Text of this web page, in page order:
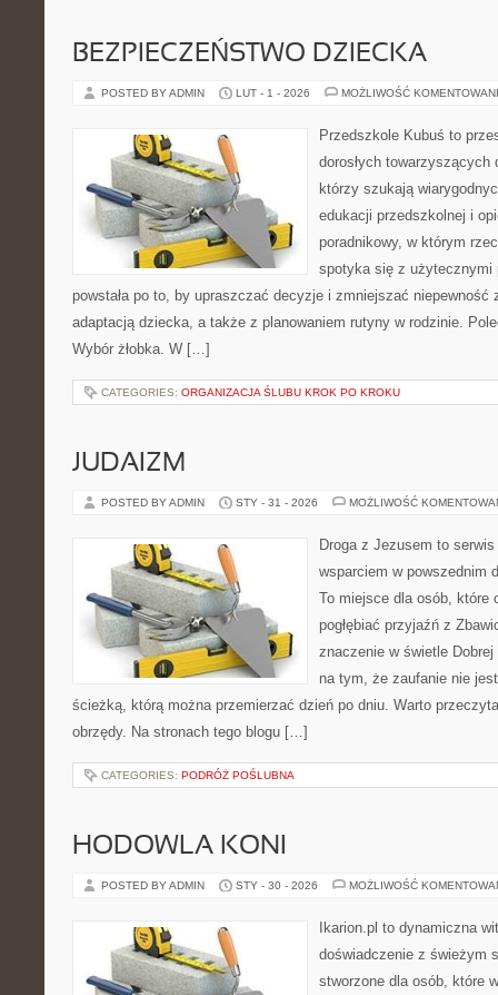
BEZPIECZEŃSTWO DZIECKA
POSTED BY ADMIN LUT - 1 - 2026 MOŻLIWOŚĆ
Przedszkole Kubuś to
dorosłych
którzy szukają
edukacji przedszkolnej i
poradnikowy, w którym
spotyka się z użytecznymi
powstała po to, by upraszczać decyzje i zmniejszać niepewność
adaptacją dziecka, a także z planowaniem rutyny w rodzinie.
Wybór żłobka. W […]
CATEGORIES: ORGANIZACJA ŚLUBU KROK PO KROKU
JUDAIZM
POSTED BY ADMIN STY - 31 - 2026 MOŻLIWOŚĆ
Droga z Jezusem to
wsparciem w powszednim
To miejsce dla osób, które
pogłębiać przyjaźń z
znaczenie w świetle Dobrej
na tym, że zaufanie nie
ścieżką, którą można przemierzać dzień po dniu. Warto
obrzędy. Na stronach tego blogu […]
CATEGORIES: PODRÓŻ POŚLUBNA
HODOWLA KONI
POSTED BY ADMIN STY - 30 - 2026 MOŻLIWOŚĆ
Ikarion.pl to dynamiczna
doświadczenie z świeżym
stworzone dla osób, które